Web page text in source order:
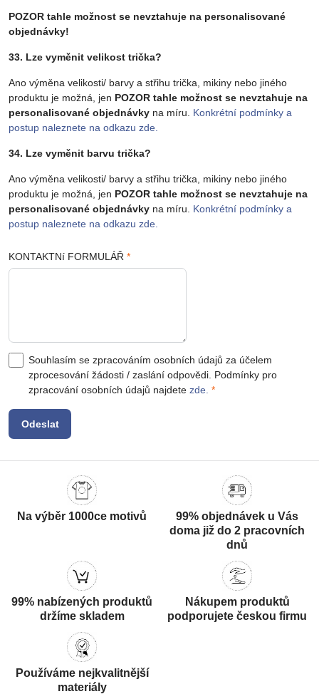
POZOR tahle možnost se nevztahuje na personalisované
objednávky!
33. Lze vyměnit velikost trička?
Ano výměna velikosti/ barvy a střihu trička, mikiny nebo jiného
produktu je možná, jen POZOR tahle možnost se nevztahuje na
personalisované objednávky na míru. Konkrétní podmínky a
postup naleznete na odkazu zde.
34. Lze vyměnit barvu trička?
Ano výměna velikosti/ barvy a střihu trička, mikiny nebo jiného
produktu je možná, jen POZOR tahle možnost se nevztahuje na
personalisované objednávky na míru. Konkrétní podmínky a
postup naleznete na odkazu zde.
KONTAKTNí FORMULÁŘ *
Souhlasím se zpracováním osobních údajů za účelem
zprocesování žádosti / zaslání odpovědi. Podmínky pro
zpracování osobních údajů najdete zde. *
Odeslat
Na výběr 1000ce motivů
99% objednávek u Vás
doma již do 2 pracovních
dnů
99% nabízených produktů
držíme skladem
Nákupem produktů
podporujete českou firmu
Používáme nejkvalitnější
materiály